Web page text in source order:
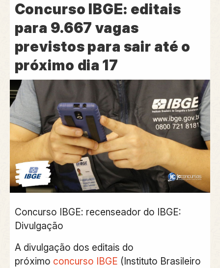
Concurso IBGE: editais
para 9.667 vagas
previstos para sair até o
próximo dia 17
Concurso IBGE: recenseador do IBGE:
Divulgação
A divulgação dos editais do
próximo concurso IBGE (Instituto Brasileiro